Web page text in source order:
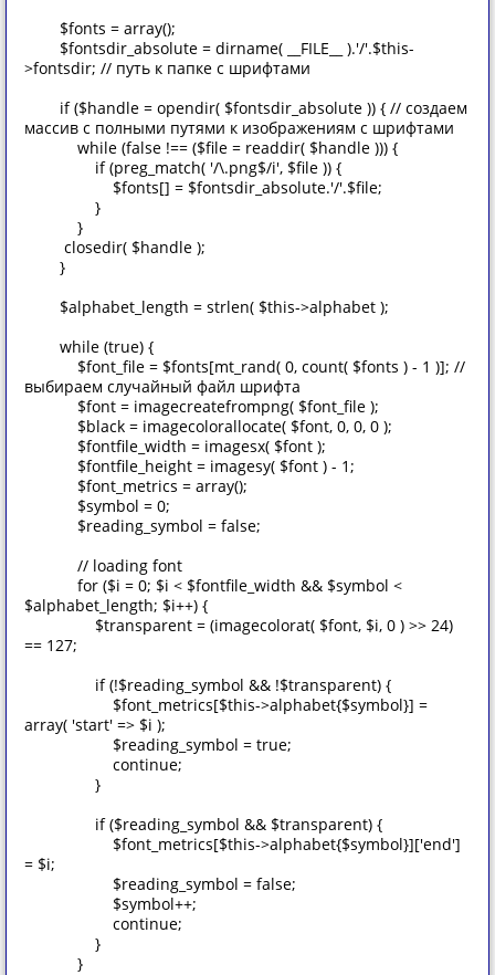
$fonts = array();
$fontsdir_absolute = dirname( __FILE__ ).'/'.$this-
>fontsdir; // путь к папке с шрифтами
if ($handle = opendir( $fontsdir_absolute )) { // создаем
массив с полными путями к изображениям с шрифтами
while (false !== ($file = readdir( $handle ))) {
if (preg_match( '/\.png$/i', $file )) {
$fonts[] = $fontsdir_absolute.'/'.$file;
}
}
closedir( $handle );
}
$alphabet_length = strlen( $this->alphabet );
while (true) {
$font_file = $fonts[mt_rand( 0, count( $fonts ) - 1 )]; //
выбираем случайный файл шрифта
$font = imagecreatefrompng( $font_file );
$black = imagecolorallocate( $font, 0, 0, 0 );
$fontfile_width = imagesx( $font );
$fontfile_height = imagesy( $font ) - 1;
$font_metrics = array();
$symbol = 0;
$reading_symbol = false;
// loading font
for ($i = 0; $i < $fontfile_width && $symbol <
$alphabet_length; $i++) {
$transparent = (imagecolorat( $font, $i, 0 ) >> 24)
== 127;
if (!$reading_symbol && !$transparent) {
$font_metrics[$this->alphabet{$symbol}] =
array( 'start' => $i );
$reading_symbol = true;
continue;
}
if ($reading_symbol && $transparent) {
$font_metrics[$this->alphabet{$symbol}]['end']
= $i;
$reading_symbol = false;
$symbol++;
continue;
}
}